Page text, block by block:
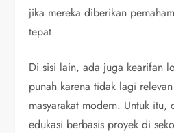
jika mereka diberikan
tepat.
Di sisi lain, ada juga kearifan
punah karena tidak lagi
masyarakat modern. Untuk itu,
edukasi berbasis proyek di